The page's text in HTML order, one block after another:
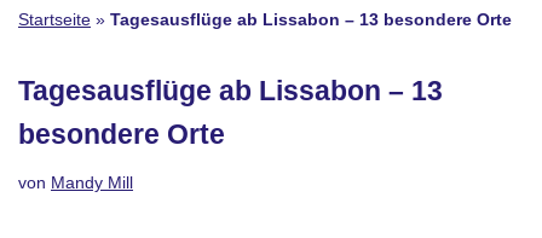
Startseite » Tagesausflüge ab Lissabon – 13 besondere Orte
Tagesausflüge ab Lissabon – 13
besondere Orte
von Mandy Mill